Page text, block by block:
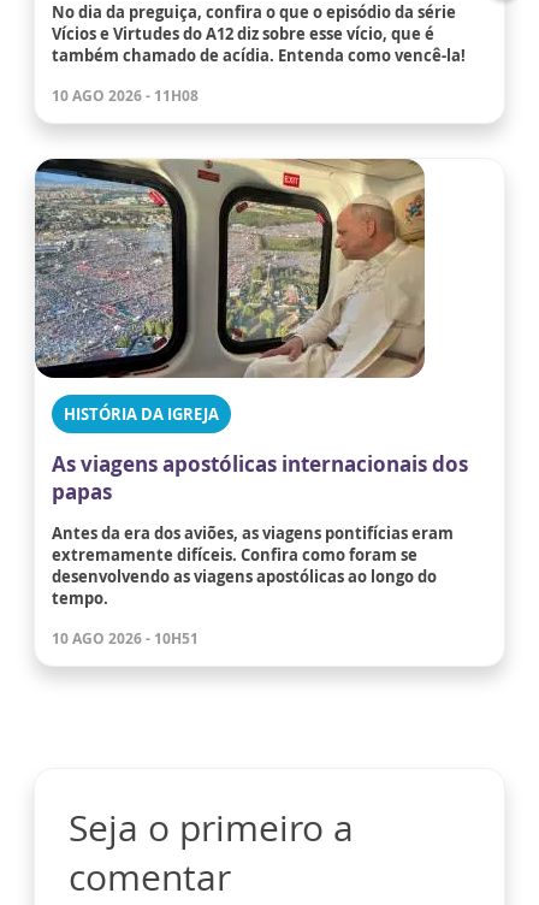
No dia da preguiça, confira o que o episódio da série
Vícios e Virtudes do A12 diz sobre esse vício, que é
também chamado de acídia. Entenda como vencê-la!
10 AGO 2026 - 11H08
HISTÓRIA DA IGREJA
As viagens apostólicas internacionais dos
papas
Antes da era dos aviões, as viagens pontifícias eram
extremamente difíceis. Confira como foram se
desenvolvendo as viagens apostólicas ao longo do
tempo.
10 AGO 2026 - 10H51
Seja o primeiro a
comentar